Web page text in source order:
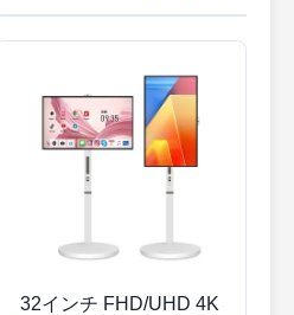
32インチ FHD/UHD 4K